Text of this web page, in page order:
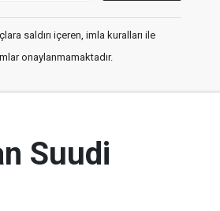
saldırı içeren, imla kuralları ile
onaylanmamaktadır.
Suudi